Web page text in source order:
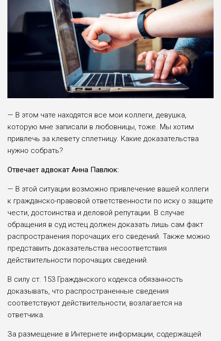
— В этом чате находятся все мои коллеги, девушка,
которую мне записали в любовницы, тоже. Мы хотим
привлечь за клевету сплетницу. Какие доказательства
нужно собрать?
Отвечает адвокат Анна Павлюк:
— В этой ситуации возможно привлечение вашей коллеги
к гражданско-правовой ответственности по иску о защите
чести, достоинства и деловой репутации. В случае
обращения в суд истец должен доказать лишь сам факт
распространения порочащих его сведений. Также можно
представить доказательства несоответствия
действительности порочащих сведений.
В силу ст. 153 Гражданского кодекса обязанность
доказывать, что распространенные сведения
соответствуют действительности, возлагается на
ответчика.
За размещение в Интернете информации, содержащей